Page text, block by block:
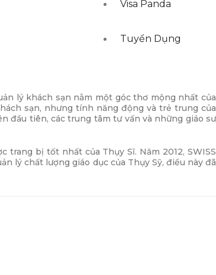
Visa Panda
Tuyển Dụng
lý khách sạn nằm một góc thơ mộng nhất của
sạn, nhưng tính năng động và trẻ trung của
đầu tiên, các trung tâm tư vấn và những giáo sư
bị tốt nhất của Thụy Sĩ. Năm 2012, SWISS
lý chất lượng giáo dục của Thụy Sỹ, điều này đã